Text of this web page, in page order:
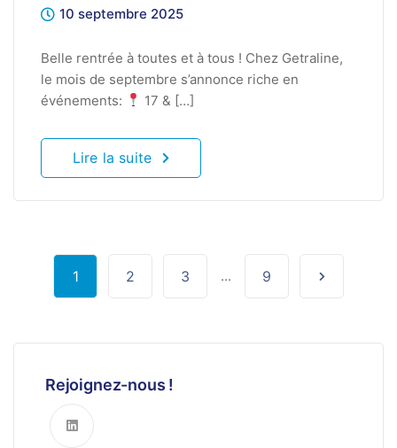
10 septembre 2025
Belle rentrée à toutes et à tous ! Chez Getraline,
le mois de septembre s’annonce riche en
événements:
17 & […]
Lire la suite
1 2 3 ... 9
Rejoignez-nous !